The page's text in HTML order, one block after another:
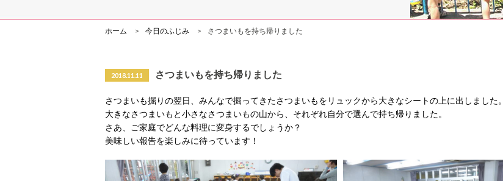
ホーム 今日のふじみ さつまいもを持ち帰りました
2018.11.11 さつまいもを持ち帰りました
さつまいも掘りの翌日、みんなで掘ってきたさつまいもをリュックから大きなシートの上に出しました。
大きなさつまいもと小さなさつまいもの山から、それぞれ自分で選んで持ち帰りました。
さあ、ご家庭でどんな料理に変身するでしょうか？
美味しい報告を楽しみに待っています！